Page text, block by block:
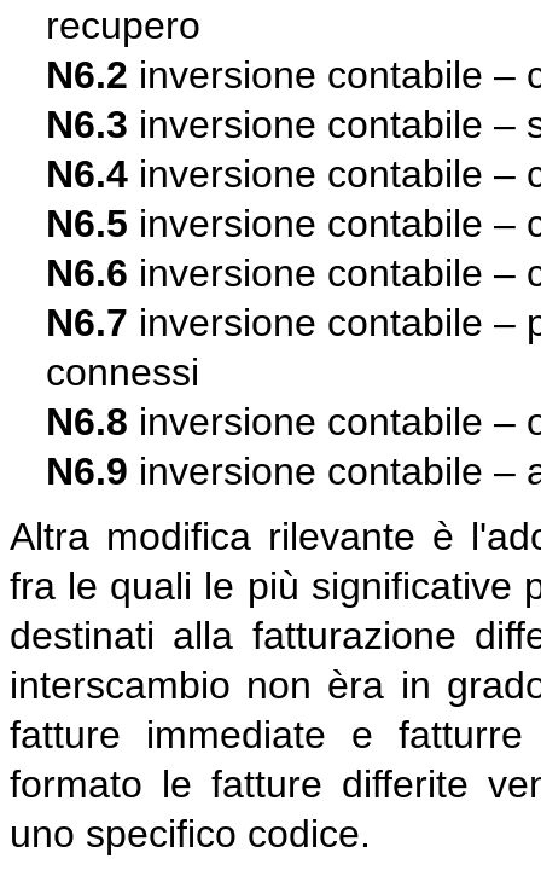
recupero
N6.2 inversione contabile –
N6.3 inversione contabile –
N6.4 inversione contabile –
N6.5 inversione contabile –
N6.6 inversione contabile –
N6.7 inversione contabile –
connessi
N6.8 inversione contabile –
N6.9 inversione contabile –
Altra modifica rilevante è
fra le quali le più significative
destinati alla fatturazione
interscambio non èra in
fatture immediate e
formato le fatture differite
uno specifico codice.